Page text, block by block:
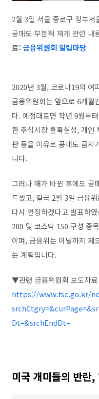
2월 3일 서울 종로구 정부
공매도 부분적 재개 관련 내
료: 금융위원회 알림마당
2020년 3월, 코로나19의 여
금융위원회는 앞으로 6개월
다. 예정대로면 작년 9월부
한 주식시장 불확실성, 개인
판 등을 이유로 공매도 금지
니다.
그러나 해가 바뀐 후에도 공
드셌고, 결국 2월 3일 금융
다시 연장하겠다고 발표하
200 및 코스닥 150 구성 종
이며,금융위는 이날까지 제
는 계획입니다.
▼관련 금융위원회 보도자
https://www.fsc.go.kr/
Dt=&srchEndDt=
미국 개미들의 반란,